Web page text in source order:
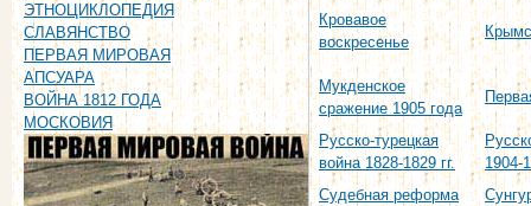
ЭТНОЦИКЛОПЕДИЯ
СЛАВЯНСТВО
ПЕРВАЯ МИРОВАЯ
АПСУАРА
ВОЙНА 1812 ГОДА
МОСКОВИЯ
Кровавое
воскресенье
Мукденское
сражение 1905 года
Русско-турецкая
война 1828-1829 гг.
1904-
Судебная реформа